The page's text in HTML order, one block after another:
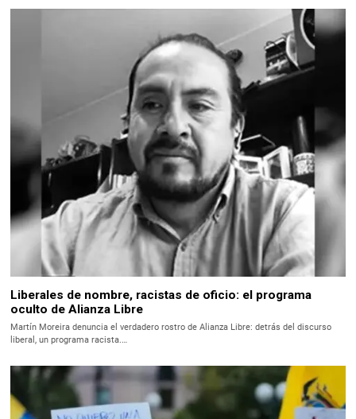
Liberales de nombre, racistas de oficio: el programa
oculto de Alianza Libre
Martín Moreira denuncia el verdadero rostro de Alianza Libre: detrás del discurso
liberal, un programa racista.…